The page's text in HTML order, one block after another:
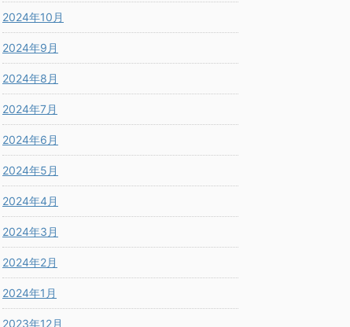
2024年10月
2024年9月
2024年8月
2024年7月
2024年6月
2024年5月
2024年4月
2024年3月
2024年2月
2024年1月
2023年12月